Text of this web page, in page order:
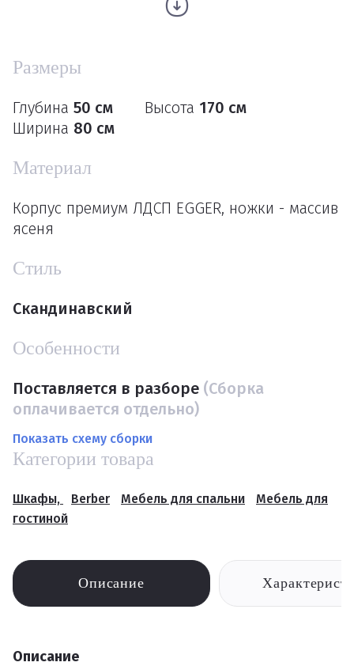
Размеры
Глубина 50 см Высота 170 см
Ширина 80 см
Материал
Корпус премиум ЛДСП EGGER, ножки - массив
ясеня
Стиль
Скандинавский
Особенности
Поставляется в разборе (Сборка
оплачивается отдельно)
Показать схему сборки
Категории товара
Шкафы, Berber Мебель для спальни
Мебель для
гостиной
Описание
Описание